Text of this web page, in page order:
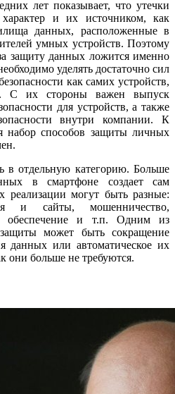
лет показывает, что утечки
и их источником, как
данных, расположенные в
умных устройств. Поэтому
защиту данных ложится именно
уделять достаточно сил
как самих устройств,
С их стороны важен выпуск
для устройств, а также
внутри компании. К
набор способов защиты личных
в отдельную категорию. Больше
в смартфоне создает сам
реализации могут быть разные:
и сайты, мошенничество,
обеспечение и т.п. Одним из
может быть сокращение
данных или автоматическое их
они больше не требуются.